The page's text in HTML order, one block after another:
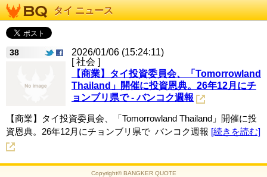
タイ ニュース
38
2026/01/06 (15:24:11)
[ 社会 ]
【商業】タイ投資委員会、「Tomorrowland
Thailand」開催に投資恩典。26年12月にチ
ョンブリ県で - バンコク週報
【商業】タイ投資委員会、「Tomorrowland Thailand」開催に投
資恩典。26年12月にチョンブリ県で バンコク週報 [続きを読む]
Copyright© BANGKER QUOTE